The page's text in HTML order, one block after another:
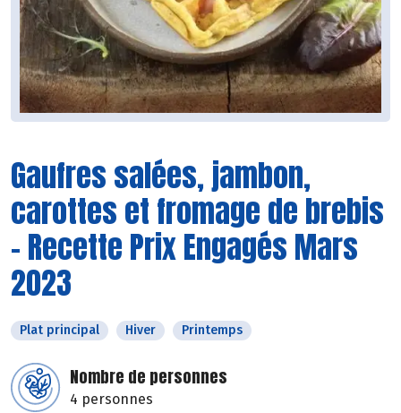
Gaufres salées, jambon,
carottes et fromage de brebis
- Recette Prix Engagés Mars
2023
Plat principal Hiver Printemps
Nombre de personnes
4 personnes